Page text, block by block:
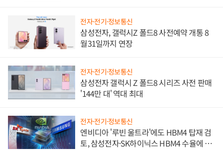
전자·전기·정보통신
삼성전자, 갤럭시Z 폴드8 사전예약 개통 8
월31일까지 연장
전자·전기·정보통신
삼성전자 갤럭시 Z 폴드8 시리즈 사전 판매
'144만 대' 역대 최대
전자·전기·정보통신
엔비디아 '루빈 울트라'에도 HBM4 탑재 검
토, 삼성전자·SK하이닉스 HBM4 수율에 주